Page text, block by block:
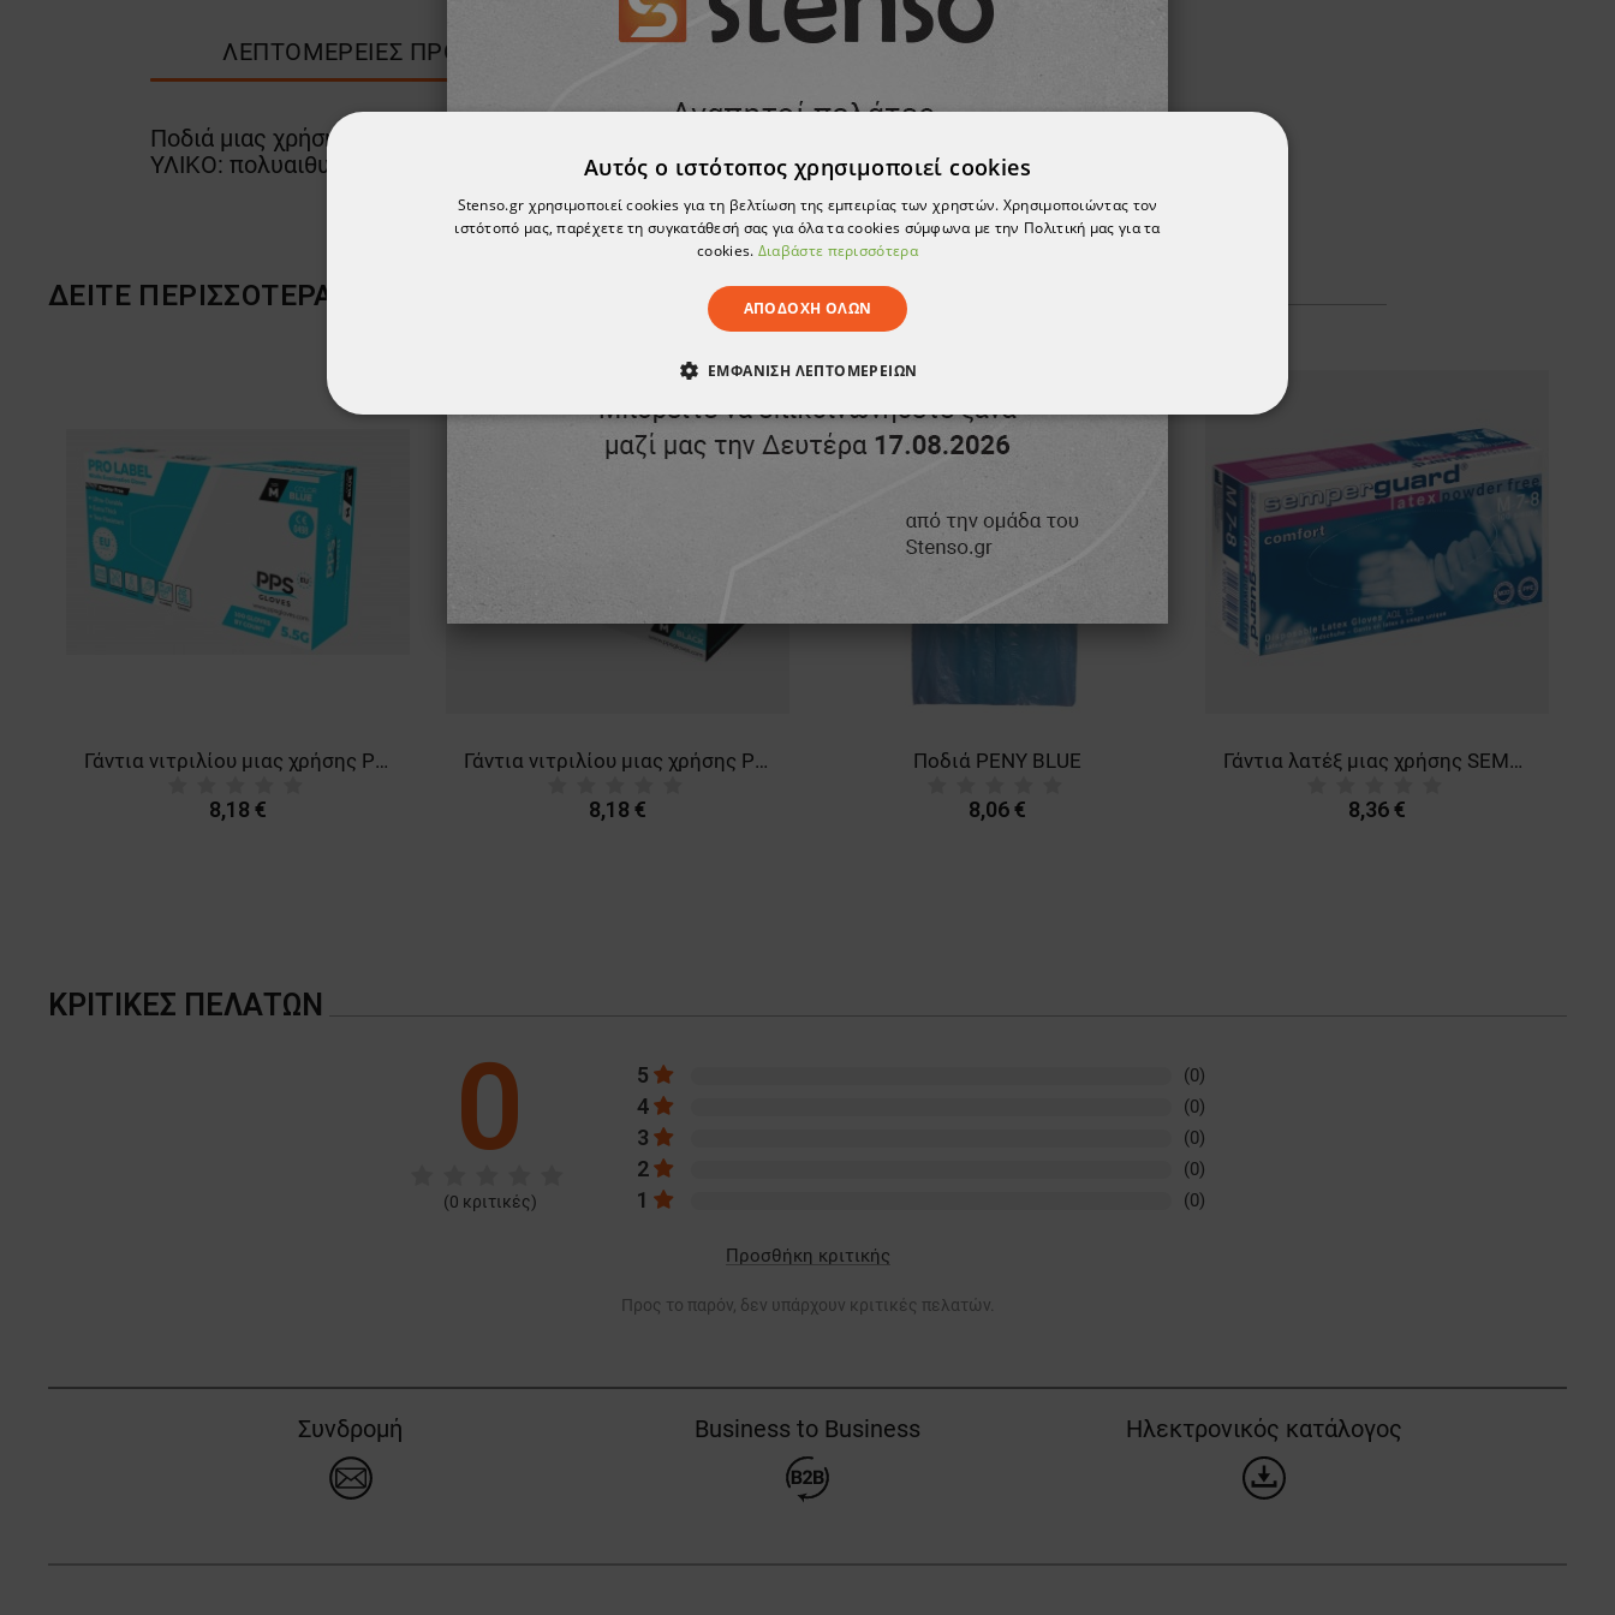
ΛΕΠΤΟΜΈΡΕΙΕΣ ΠΡΟΪΌΝΤΟΣ ΚΡΙΤΙΚΈΣ
Ποδιά μιας χρήσης με σαλιάρα. 100 τεμάχια σε συσκευασία.
ΥΛΙΚΟ: πολυαιθυλένιο
ΔΕΊΤΕ ΠΕΡΙΣΣΌΤΕΡΑ
Γάντια νιτριλίου μιας χρήσης PPS NITRILE BLUE PF 5.5G
8,18 €
Γάντια νιτριλίου μιας χρήσης PPS NITRILE BLACK PF 5.5G
8,18 €
Ποδιά PENY BLUE
8,06 €
Γάντια λατέξ μιας χρήσης SEMPERGUARD LATEX IC
8,36 €
ΚΡΙΤΙΚΈΣ ΠΕΛΑΤΏΝ
0
(0 κριτικές)
5 (0)
4 (0)
3 (0)
2 (0)
1 (0)
Προσθήκη κριτικής
Προς το παρόν, δεν υπάρχουν κριτικές πελατών.
Συνδρομή Business to Business Ηλεκτρονικός κατάλογος
Αυτός ο ιστότοπος χρησιμοποιεί cookies
Stenso.gr χρησιμοποιεί cookies για τη βελτίωση της εμπειρίας των χρηστών. Χρησιμοποιώντας τον
ιστότοπό μας, παρέχετε τη συγκατάθεσή σας για όλα τα cookies σύμφωνα με την Πολιτική μας για τα
cookies. Διαβάστε περισσότερα
ΑΠΟΔΟΧΉ ΌΛΩΝ
ΕΜΦΆΝΙΣΗ ΛΕΠΤΟΜΕΡΕΙΏΝ
ΑΠΟΛΎΤΩΣ ΑΠΑΡΑΊΤΗΤΑ ΑΠΌΔΟΣΗΣ ΣΤΌΧΕΥΣΗΣ ΛΕΙΤΟΥΡΓΙΚΌΤΗΤΑΣ